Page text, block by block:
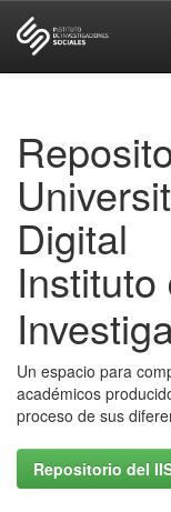
Digital
Instituto
Un espacio para
académicos
proceso de sus
Repositorio del